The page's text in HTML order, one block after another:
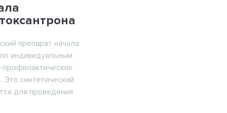
препарат начала
индивидуальным
синтетический
для проведения
специалист здравоохранения,
для ознакомления